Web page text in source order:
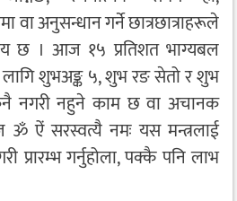
वा अनुसन्धान गर्ने छात्रछात्राहरूले
छ । आज १५ प्रतिशत भाग्यबल
शुभअङ्क ५, शुभ रङ सेतो र शुभ
नगरी नहुने काम छ वा अचानक
ॐ ऐं सरस्वत्यै नमः यस मन्त्रलाई
प्रारम्भ गर्नुहोला, पक्कै पनि लाभ